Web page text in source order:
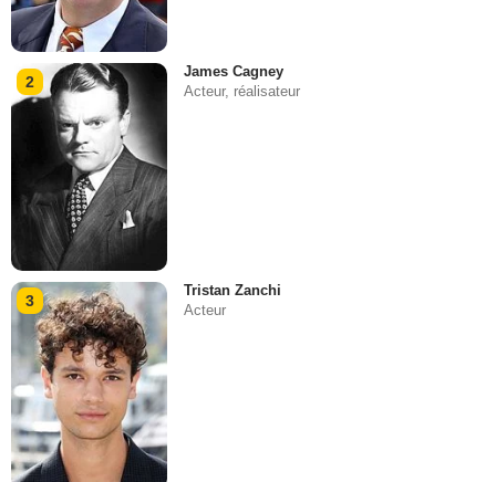
2
James Cagney
Acteur, réalisateur
3
Tristan Zanchi
Acteur